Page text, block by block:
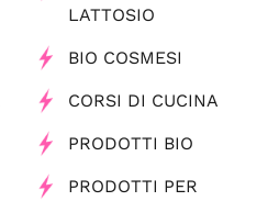
LATTOSIO
BIO COSMESI
CORSI DI CUCINA
PRODOTTI BIO
PRODOTTI PER